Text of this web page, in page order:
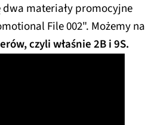
materiały promocyjne
File 002". Możemy na
czyli właśnie 2B i 9S.